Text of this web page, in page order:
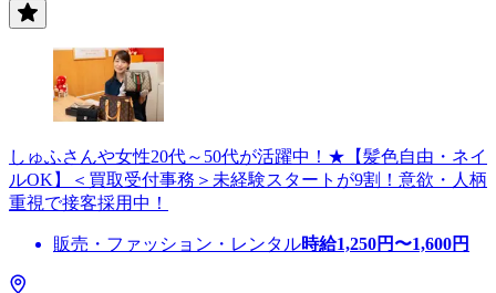
しゅふさんや女性20代～50代が活躍中！★【髪色自由・ネイ
ルOK】＜買取受付事務＞未経験スタートが9割！意欲・人柄
重視で接客採用中！
販売・ファッション・レンタル時給1,250円〜1,600円